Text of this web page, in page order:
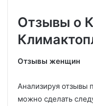
Отзывы о
Отзывы женщин
Анализируя отзывы
можно сделать